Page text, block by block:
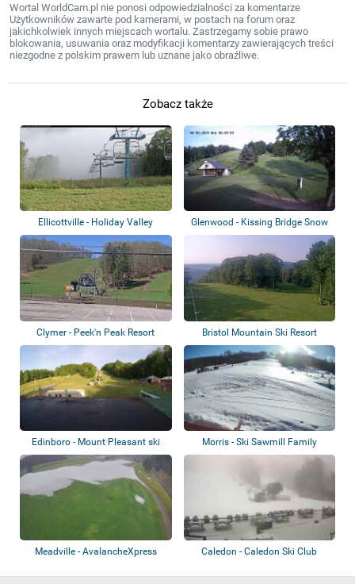
Wortal WorldCam.pl nie ponosi odpowiedzialności za komentarze
Użytkowników zawarte pod kamerami, w postach na forum oraz
jakichkolwiek innych miejscach wortalu. Zastrzegamy sobie prawo
blokowania, usuwania oraz modyfikacji komentarzy zawierających treści
niezgodne z polskim prawem lub uznane jako obraźliwe.
Zobacz także
Ellicottville - Holiday Valley
Resort
Glenwood - Kissing Bridge Snow
Sports
Clymer - Peek'n Peak Resort Bristol Mountain Ski Resort
Edinboro - Mount Pleasant ski
resort
Morris - Ski Sawmill Family
Resort
Meadville - AvalancheXpress
Caledon - Caledon Ski Club